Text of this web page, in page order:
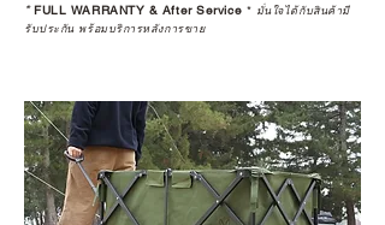
*FULL WARRANTY & After Service * มั่นใจได้กับสินค้ามี
รับประกัน พร้อมบริการหลังการขาย